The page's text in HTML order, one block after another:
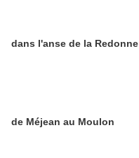
dans l'anse de la Redonne
de Méjean au Moulon